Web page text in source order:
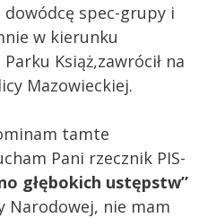
spec-grupy i
w kierunku
Książ,zawrócił na
Mazowieckiej.
tamte
Pani rzecznik PIS-
głębokich ustępstw”
Narodowej, nie mam